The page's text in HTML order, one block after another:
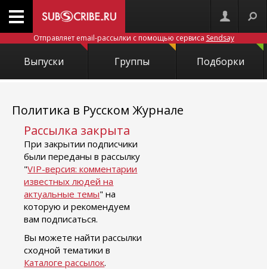
Отправляет email-рассылки с помощью сервиса Sendsay
Выпуски Группы Подборки
Политика в Русском Журнале
Рассылка закрыта
При закрытии подписчики
были переданы в рассылку
"VIP-версия: комментарии
известных людей на
актуальные темы" на
которую и рекомендуем
вам подписаться.
Вы можете найти рассылки
сходной тематики в
Каталоге рассылок.